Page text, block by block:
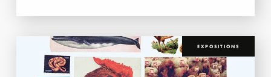
EXPOSITIONS